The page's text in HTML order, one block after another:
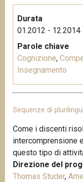
Durata
01.2012 - 12.2014
Parole chiave
Cognizione,
Insegnamento
Sequenze di
Come i discenti
intercomprensione
questo tipo di
Direzione del
Thomas Studer,